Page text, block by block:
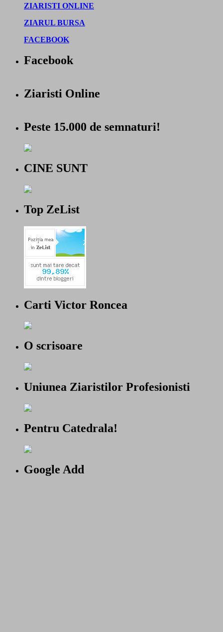
ZIARISTI ONLINE
ZIARUL BURSA
FACEBOOK
Facebook
Ziaristi Online
Peste 15.000 de semnaturi!
CINE SUNT
Top ZeList
Carti Victor Roncea
O scrisoare
Uniunea Ziaristilor Profesionisti
Pentru Catedrala!
Google Add